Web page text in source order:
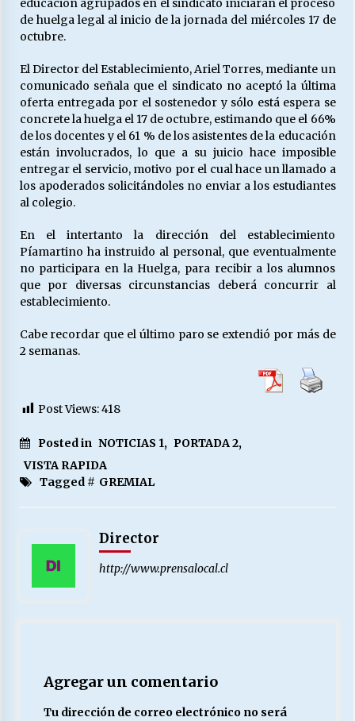
cuestión social hoy”.
S.O.S. a los ricos, Save Our Souls (Salvar
Nuestras Almas)
30/04/2026
¿Asesores con doble sueldo?
18/04/2026
06/04/2026
educación agrupados en el sindicato iniciaran el proceso
de huelga legal al inicio de la jornada del miércoles 17 de
octubre.
El Director del Establecimiento, Ariel Torres, mediante un
comunicado señala que el sindicato no aceptó la última
oferta entregada por el sostenedor y sólo está espera se
concrete la huelga el 17 de octubre, estimando que el 66%
de los docentes y el 61 % de los asistentes de la educación
están involucrados, lo que a su juicio hace imposible
entregar el servicio, motivo por el cual hace un llamado a
los apoderados solicitándoles no enviar a los estudiantes
al colegio.
En el intertanto la dirección del establecimiento
Píamartino ha instruido al personal, que eventualmente
no participara en la Huelga, para recibir a los alumnos
que por diversas circunstancias deberá concurrir al
establecimiento.
Cabe recordar que el último paro se extendió por más de
2 semanas.
Post Views:418
Posted in NOTICIAS 1, PORTADA 2,
VISTA RAPIDA
Tagged # GREMIAL
Director
http://www.prensalocal.cl
Agregar un comentario
Tu dirección de correo electrónico no será